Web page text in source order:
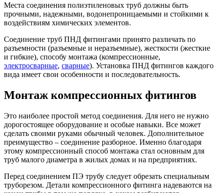
Места соединения полиэтиленовых труб должны быть
прочными, надежными, водонепроницаемыми и стойкими к
воздействиям химических элементов.
Соединение труб ПНД фитингами принято различать по
разъемности (разъемные и неразъемные), жесткости (жесткие
и гибкие), способу монтажа (компрессионные,
электросварные, сварные). Установка ПНД фитингов каждого
вида имеет свои особенности и последовательность.
Монтаж компрессионных фитингов
Это наиболее простой метод соединения. Для него не нужно
дорогостоящее оборудование и особые навыки. Все может
сделать своими руками обычный человек. Дополнительное
преимущество – соединение разборное. Именно благодаря
этому компрессионный способ монтажа стал основным для
труб малого диаметра в жилых домах и на предприятиях.
Перед соединением ПЭ трубу следует обрезать специальным
труборезом. Детали компрессионного фитинга надеваются на